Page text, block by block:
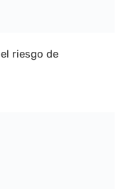
riesgo de